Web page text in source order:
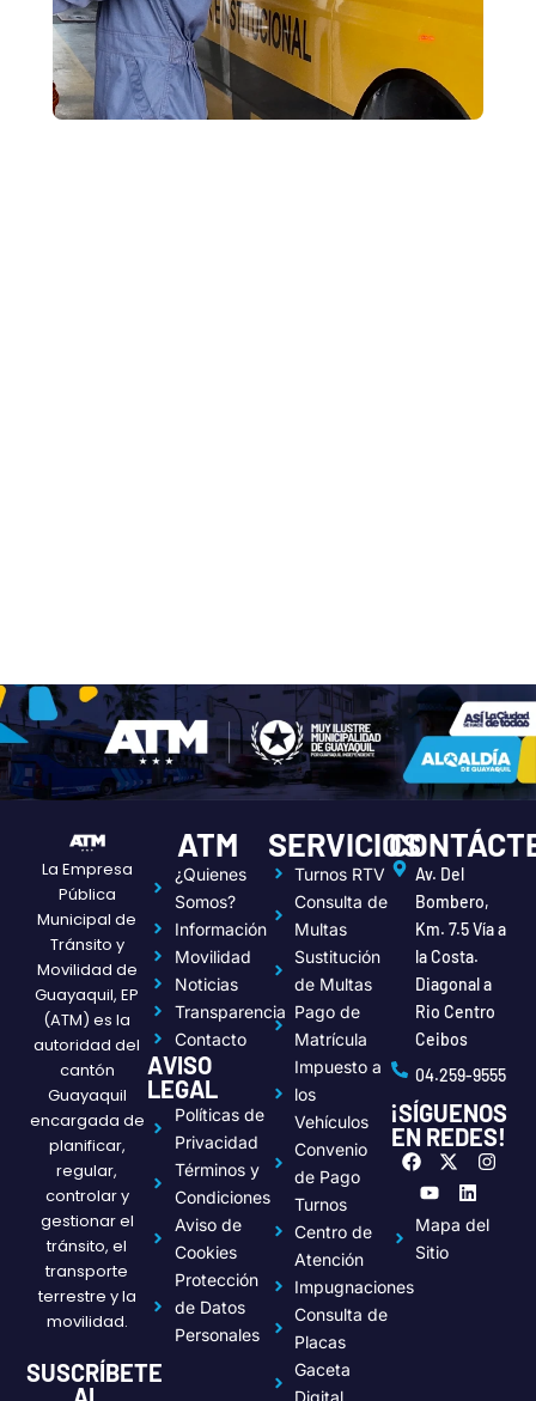
La Empresa
Pública
Municipal de
Tránsito y
Movilidad de
Guayaquil, EP
(ATM) es la
autoridad del
cantón
Guayaquil
encargada de
planificar,
regular,
controlar y
gestionar el
tránsito, el
transporte
terrestre y la
movilidad.
SUSCRÍBETE
ATM
¿Quienes
Somos?
Información
Movilidad
Noticias
Transparencia
Contacto
AVISO
LEGAL
Políticas de
Privacidad
Términos y
Condiciones
Aviso de
Cookies
Protección
de Datos
Personales
SERVICIOS
Turnos RTV
Consulta de
Multas
Sustitución
de Multas
Pago de
Matrícula
Impuesto a
los
Vehículos
Convenio
de Pago
Turnos
Centro de
Atención
Impugnaciones
Consulta de
Placas
Gaceta
Digital
Av. Del
Bombero,
Km. 7.5 Vía a
la Costa.
Diagonal a
Rio Centro
Ceibos
04.259-9555
¡SÍGUENOS
EN REDES!
F
a
c
e
b
o
k
X
-
i
t
I
n
t
a
Y
u
t
u
b
n
k
e
Mapa del
Sitio